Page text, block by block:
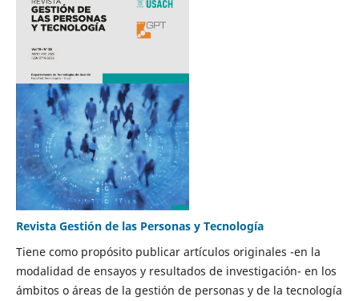
Revista Gestión de las Personas y Tecnología
Tiene como propósito publicar artículos originales -en la
modalidad de ensayos y resultados de investigación- en los
ámbitos o áreas de la gestión de personas y de la tecnología